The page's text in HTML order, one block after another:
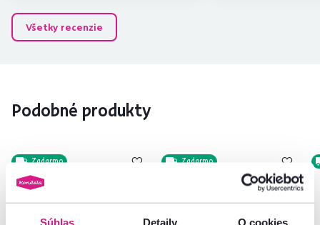
Súhlas Detaily O cookies
Všetky recenzie
Podobné produkty
Zadarmo Zadarmo